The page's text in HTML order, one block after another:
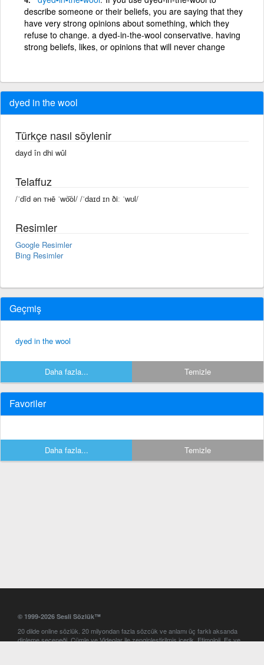
describe someone or their beliefs, you are saying that they
have very strong opinions about something, which they
refuse to change. a dyed-in-the-wool conservative. having
strong beliefs, likes, or opinions that will never change
dyed in the wool
Türkçe nasıl söylenir
dayd în dhi wûl
Telaffuz
/ˈdīd ən ᴛʜē ˈwo͝ol/ /ˈdaɪd ɪn ðiː ˈwʊl/
Resimler
Google Resimler
Bing Resimler
Geçmiş
dyed in the wool
Daha fazla... Temizle
Favoriler
Daha fazla... Temizle
© 1999-2026 Sesli Sözlük™
20 dilde online sözlük. 20 milyondan fazla sözcük ve anlamı üç farklı aksanda
dinleme seçeneği. Cümle ve Videolar ile zenginleştirilmiş içerik. Etimoloji, Eş ve